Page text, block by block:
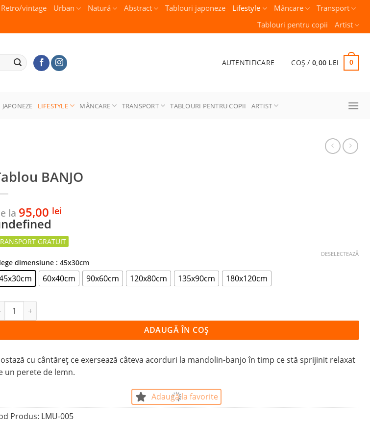
Retro/vintage Urban Natură Abstract Tablouri japoneze Lifestyle Mâncare
Transport
Tablouri pentru copii
Artist
AUTENTIFICARE COȘ / 0,00 LEI 0
LIFESTYLE MÂNCARE TRANSPORT TABLOURI PENTRU COPII ARTIST
BANJO
la 95,00 lei
dimensiune : 45x30cm
60x40cm 90x60cm 120x80cm 135x90cm 180x120cm
DESELECTEAZĂ
Tablou BANJO
ADAUGĂ ÎN COȘ
cu cântăreț ce exersează câteva acorduri la mandolin-banjo în timp ce stă sprijinit relaxat
un perete de lemn.
Adaugă la favorite
Produs: LMU-005